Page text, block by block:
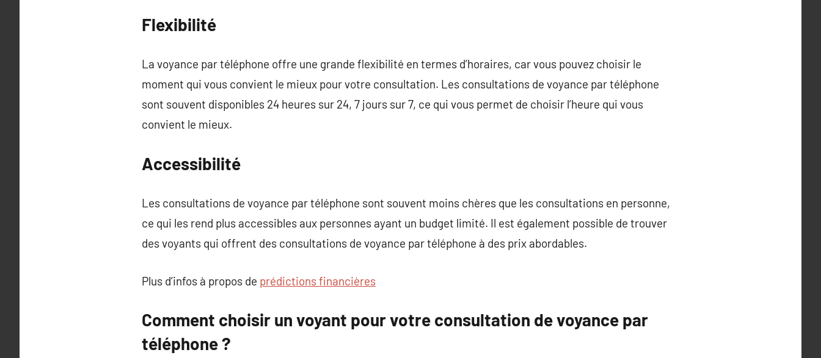
Flexibilité
La voyance par téléphone offre une grande flexibilité en termes d’horaires, car vous pouvez choisir le
moment qui vous convient le mieux pour votre consultation. Les consultations de voyance par téléphone
sont souvent disponibles 24 heures sur 24, 7 jours sur 7, ce qui vous permet de choisir l’heure qui vous
convient le mieux.
Accessibilité
Les consultations de voyance par téléphone sont souvent moins chères que les consultations en personne,
ce qui les rend plus accessibles aux personnes ayant un budget limité. Il est également possible de trouver
des voyants qui offrent des consultations de voyance par téléphone à des prix abordables.
Plus d’infos à propos de prédictions financières
Comment choisir un voyant pour votre consultation de voyance par
téléphone ?